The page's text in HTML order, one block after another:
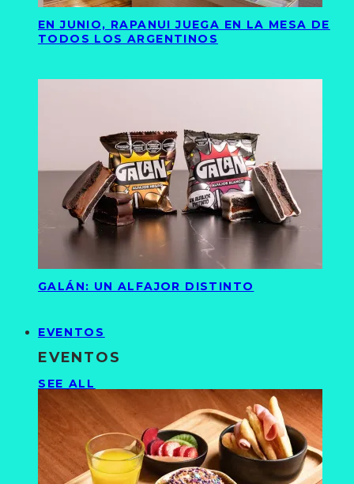
EN JUNIO, RAPANUI JUEGA EN LA MESA DE
TODOS LOS ARGENTINOS
GALÁN: UN ALFAJOR DISTINTO
EVENTOS
EVENTOS
SEE ALL